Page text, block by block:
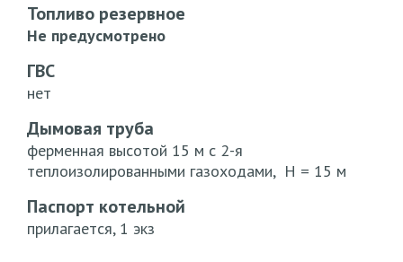
Топливо резервное
Не предусмотрено
ГВС
нет
Дымовая труба
ферменная высотой 15 м с 2-я
теплоизолированными газоходами, Н = 15 м
Паспорт котельной
прилагается, 1 экз